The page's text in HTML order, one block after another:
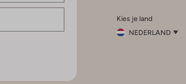
InstagramFacebook
Kies je land
NEDERLAND